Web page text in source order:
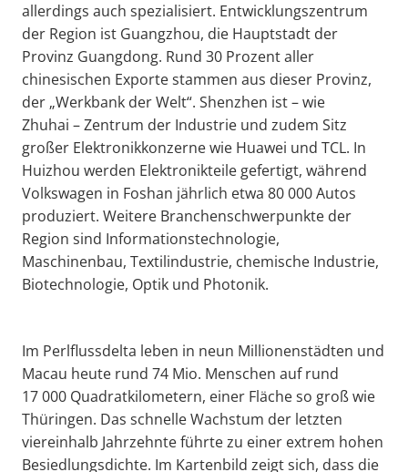
allerdings auch spezialisiert. Entwicklungszentrum
der Region ist Guangzhou, die Hauptstadt der
Provinz Guangdong. Rund 30 Prozent aller
chinesischen Exporte stammen aus dieser Provinz,
der „Werkbank der Welt“. Shenzhen ist – wie
Zhuhai – Zentrum der Industrie und zudem Sitz
großer Elektronikkonzerne wie Huawei und TCL. In
Huizhou werden Elektronikteile gefertigt, während
Volkswagen in Foshan jährlich etwa 80 000 Autos
produziert. Weitere Branchenschwerpunkte der
Region sind Informationstechnologie,
Maschinenbau, Textilindustrie, chemische Industrie,
Biotechnologie, Optik und Photonik.
Im Perlflussdelta leben in neun Millionenstädten und
Macau heute rund 74 Mio. Menschen auf rund
17 000 Quadratkilometern, einer Fläche so groß wie
Thüringen. Das schnelle Wachstum der letzten
viereinhalb Jahrzehnte führte zu einer extrem hohen
Besiedlungsdichte. Im Kartenbild zeigt sich, dass die